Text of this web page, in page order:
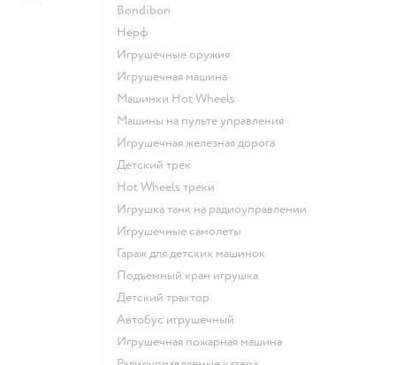
Bondibon
Нерф
Игрушечные оружия
Игрушечная машина
Машинки Hot Wheels
Машины на пульте управления
Игрушечная железная дорога
Детский трек
Hot Wheels треки
Игрушка танк на радиоуправлении
Игрушечные самолеты
Гараж для детских машинок
Подъемный кран игрушка
Детский трактор
Автобус игрушечный
Игрушечная пожарная машина